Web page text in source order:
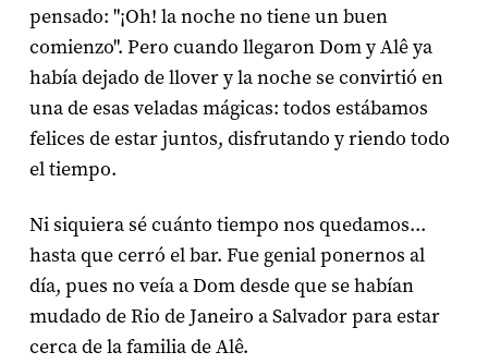
pensado: "¡Oh! la noche no tiene un buen
comienzo". Pero cuando llegaron Dom y Alê ya
había dejado de llover y la noche se convirtió en
una de esas veladas mágicas: todos estábamos
felices de estar juntos, disfrutando y riendo todo
el tiempo.
Ni siquiera sé cuánto tiempo nos quedamos...
hasta que cerró el bar. Fue genial ponernos al
día, pues no veía a Dom desde que se habían
mudado de Rio de Janeiro a Salvador para estar
cerca de la familia de Alê.